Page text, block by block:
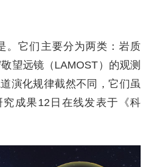
。它们主要分为两类：岩质
望远镜（LAMOST）的观测
演化规律截然不同，它们虽
成果12日在线发表于《科